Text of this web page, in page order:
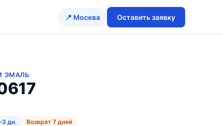
📍 Москва Оставить заявку
ЭМАЛЬ
дн. Возврат 7 дней